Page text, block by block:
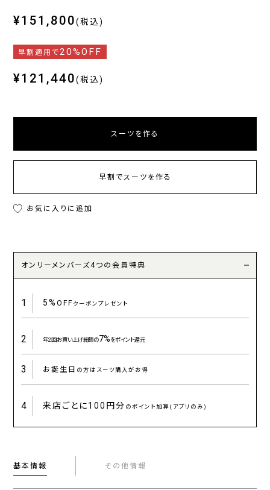
¥151,800(税込)
早割適用で20%OFF
¥121,440(税込)
スーツを作る
早割でスーツを作る
お気に入りに追加
オンリーメンバーズ4つの会員特典
1 5%OFFクーポンプレゼント
2 年2回お買い上げ総額の7%をポイント還元
3 お誕生日 の方はスーツ購入がお得
4 来店ごとに100円分 のポイント加算(アプリのみ)
基本情報 その他情報